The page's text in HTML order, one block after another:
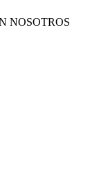
NOSOTROS